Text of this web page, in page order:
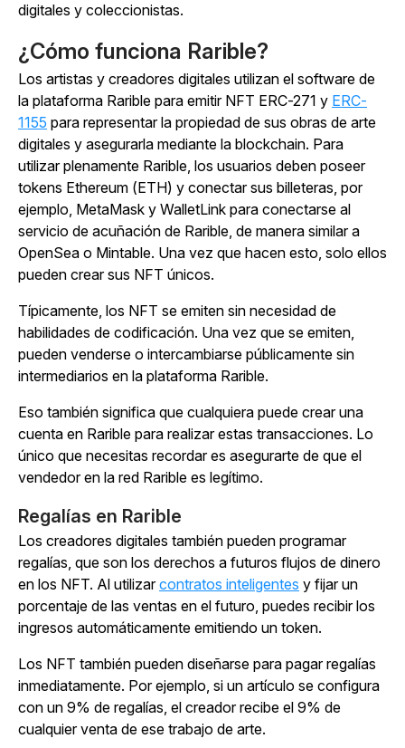
digitales y coleccionistas.
¿Cómo funciona Rarible?
Los artistas y creadores digitales utilizan el software de
la plataforma Rarible para emitir NFT ERC-271 y ERC-
1155 para representar la propiedad de sus obras de arte
digitales y asegurarla mediante la blockchain. Para
utilizar plenamente Rarible, los usuarios deben poseer
tokens Ethereum (ETH) y conectar sus billeteras, por
ejemplo, MetaMask y WalletLink para conectarse al
servicio de acuñación de Rarible, de manera similar a
OpenSea o Mintable. Una vez que hacen esto, solo ellos
pueden crear sus NFT únicos.
Típicamente, los NFT se emiten sin necesidad de
habilidades de codificación. Una vez que se emiten,
pueden venderse o intercambiarse públicamente sin
intermediarios en la plataforma Rarible.
Eso también significa que cualquiera puede crear una
cuenta en Rarible para realizar estas transacciones. Lo
único que necesitas recordar es asegurarte de que el
vendedor en la red Rarible es legítimo.
Regalías en Rarible
Los creadores digitales también pueden programar
regalías, que son los derechos a futuros flujos de dinero
en los NFT. Al utilizarcontratos inteligentes y fijar un
porcentaje de las ventas en el futuro, puedes recibir los
ingresos automáticamente emitiendo un token.
Los NFT también pueden diseñarse para pagar regalías
inmediatamente. Por ejemplo, si un artículo se configura
con un 9% de regalías, el creador recibe el 9% de
cualquier venta de ese trabajo de arte.